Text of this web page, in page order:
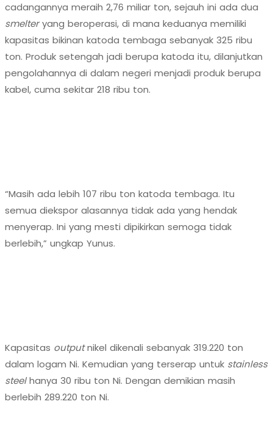
cadangannya meraih 2,76 miliar ton, sejauh ini ada dua
smelteryang beroperasi, di mana keduanya memiliki
kapasitas bikinan katoda tembaga sebanyak 325 ribu
ton. Produk setengah jadi berupa katoda itu, dilanjutkan
pengolahannya di dalam negeri menjadi produk berupa
kabel, cuma sekitar 218 ribu ton.
“Masih ada lebih 107 ribu ton katoda tembaga. Itu
semua diekspor alasannya tidak ada yang hendak
menyerap. Ini yang mesti dipikirkan semoga tidak
berlebih,” ungkap Yunus.
Kapasitas outputnikel dikenali sebanyak 319.220 ton
dalam logam Ni. Kemudian yang terserap untuk stainless
steelhanya 30 ribu ton Ni. Dengan demikian masih
berlebih 289.220 ton Ni.